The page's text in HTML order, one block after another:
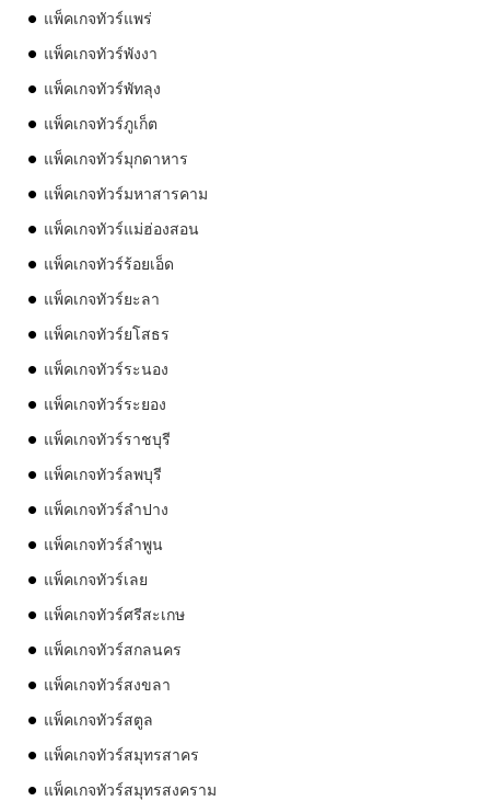
แพ็คเกจทัวร์แพร่
แพ็คเกจทัวร์พังงา
แพ็คเกจทัวร์พัทลุง
แพ็คเกจทัวร์ภูเก็ต
แพ็คเกจทัวร์มุกดาหาร
แพ็คเกจทัวร์มหาสารคาม
แพ็คเกจทัวร์แม่ฮ่องสอน
แพ็คเกจทัวร์ร้อยเอ็ด
แพ็คเกจทัวร์ยะลา
แพ็คเกจทัวร์ยโสธร
แพ็คเกจทัวร์ระนอง
แพ็คเกจทัวร์ระยอง
แพ็คเกจทัวร์ราชบุรี
แพ็คเกจทัวร์ลพบุรี
แพ็คเกจทัวร์ลำปาง
แพ็คเกจทัวร์ลำพูน
แพ็คเกจทัวร์เลย
แพ็คเกจทัวร์ศรีสะเกษ
แพ็คเกจทัวร์สกลนคร
แพ็คเกจทัวร์สงขลา
แพ็คเกจทัวร์สตูล
แพ็คเกจทัวร์สมุทรสาคร
แพ็คเกจทัวร์สมุทรสงคราม